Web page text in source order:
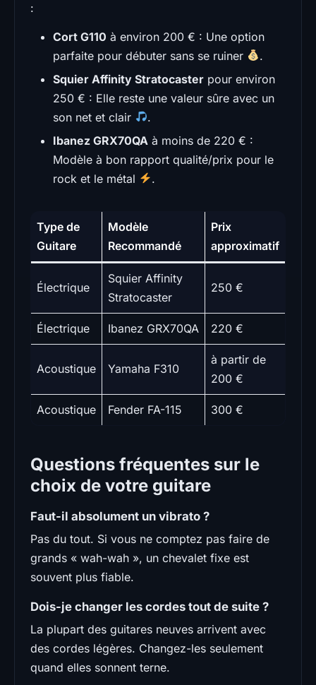
:
Cort G110 à environ 200 € : Une option
parfaite pour débuter sans se ruiner
.
Squier Affinity Stratocaster pour environ
250 € : Elle reste une valeur sûre avec un
son net et clair
.
Ibanez GRX70QA à moins de 220 € :
Modèle à bon rapport qualité/prix pour le
rock et le métal
.
Type de
Guitare
Modèle
Recommandé
Prix
approximatif
Électrique
Squier Affinity
Stratocaster
250 €
Électrique Ibanez GRX70QA 220 €
Acoustique Yamaha F310
à partir de
200 €
Acoustique Fender FA-115 300 €
Questions fréquentes sur le
choix de votre guitare
Faut-il absolument un vibrato ?
Pas du tout. Si vous ne comptez pas faire de
grands « wah-wah », un chevalet fixe est
souvent plus fiable.
Dois-je changer les cordes tout de suite ?
La plupart des guitares neuves arrivent avec
des cordes légères. Changez-les seulement
quand elles sonnent terne.